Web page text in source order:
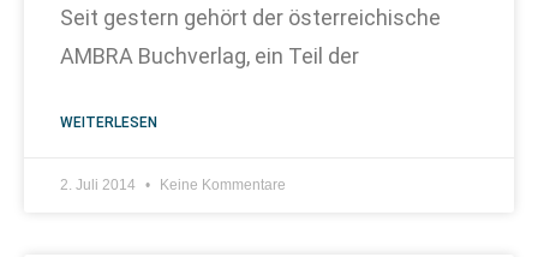
Seit gestern gehört der österreichische
AMBRA Buchverlag, ein Teil der
WEITERLESEN
2. Juli 2014 Keine Kommentare